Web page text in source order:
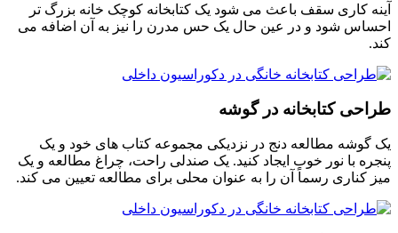
آینه کاری سقف باعث می شود یک کتابخانه کوچک خانه بزرگ تر
احساس شود و در عین حال یک حس مدرن را نیز به آن اضافه می
کند.
طراحی کتابخانه در گوشه
یک گوشه مطالعه دنج در نزدیکی مجموعه کتاب های خود و یک
پنجره با نور خوب ایجاد کنید. یک صندلی راحت، چراغ مطالعه و یک
میز کناری رسماً آن را به عنوان محلی برای مطالعه تعیین می کند.